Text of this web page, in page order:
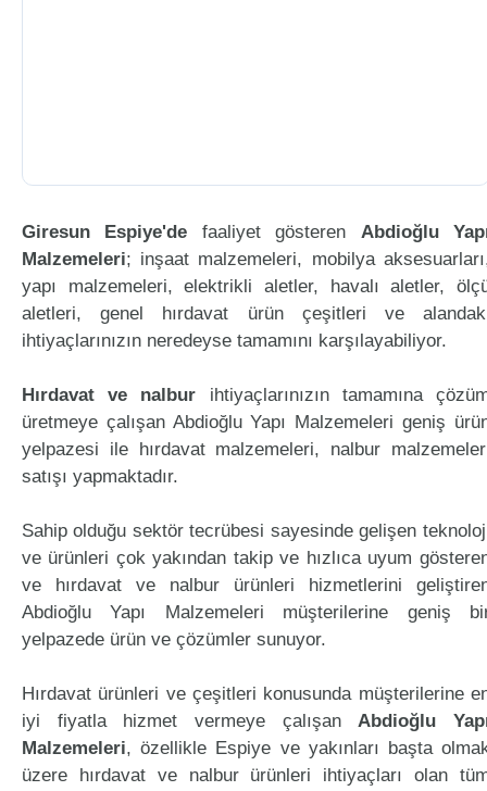
Giresun Espiye'de faaliyet gösteren Abdioğlu
Malzemeleri; inşaat malzemeleri, mobilya
yapı malzemeleri, elektrikli aletler, havalı aletler,
aletleri, genel hırdavat ürün çeşitleri ve
ihtiyaçlarınızın neredeyse tamamını karşılayabiliyor.
Hırdavat ve nalbur ihtiyaçlarınızın tamamına
üretmeye çalışan Abdioğlu Yapı Malzemeleri geniş
yelpazesi ile hırdavat malzemeleri, nalbur
satışı yapmaktadır.
Sahip olduğu sektör tecrübesi sayesinde gelişen
ve ürünleri çok yakından takip ve hızlıca uyum
ve hırdavat ve nalbur ürünleri hizmetlerini
Abdioğlu Yapı Malzemeleri müşterilerine geniş
yelpazede ürün ve çözümler sunuyor.
Hırdavat ürünleri ve çeşitleri konusunda müşterilerine
iyi fiyatla hizmet vermeye çalışanAbdioğlu
Malzemeleri, özellikle Espiye ve yakınları başta
üzere hırdavat ve nalbur ürünleri ihtiyaçları olan